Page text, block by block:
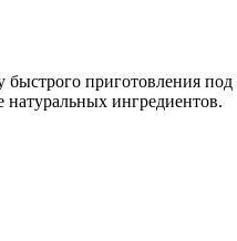
быстрого приготовления
натуральных ингредиентов.